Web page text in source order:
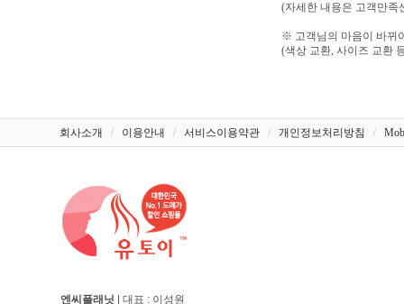
(자세한 내용은 고객만족
※ 고객님의 마음이 바뀌
(색상 교환, 사이즈 교환
회사소개 / 이용안내 / 서비스이용약관 / 개인정보처리방침 /
엔씨플래닛 | 대표 : 이성원